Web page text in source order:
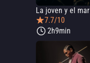
La joven y el mar
7.7/10
2h9min